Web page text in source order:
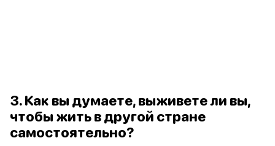
3. Как вы думаете, выживете ли вы,
чтобы жить в другой стране
самостоятельно?